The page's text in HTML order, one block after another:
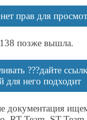
прав для
позже вышла.
???дайте
него подходит
документация